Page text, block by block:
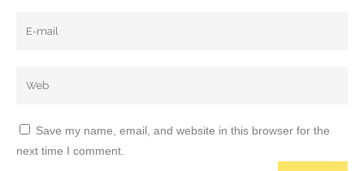
Save my name, email, and website in this browser for the
next time I comment.